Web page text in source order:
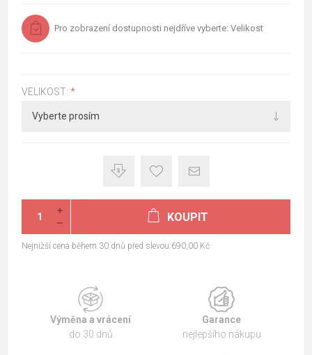
Pro zobrazení dostupnosti nejdříve vyberte: Velikost
VELIKOST: *
KOUPIT
Nejnižší cena během 30 dnů před slevou:690,00 Kč
Výměna a vrácení
do 30 dnů
Garance
nejlepšího nákupu